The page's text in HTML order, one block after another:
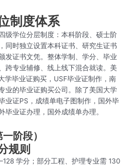
制度体系
级学位分层制度：本科阶段、硕士阶
同时独立设置本科证书、研究生证书
发证书文凭。整体学制、学分、毕业
跨专业辅修、线上线下混合就读。美
学毕业证购买，USF毕业证制作，南
业的毕业证购买公司。除了美国大学
业证PS，成绩单电子图制作，国外毕
毕业证办理，国外成绩单办理。
阶段）
规则
学分；部分工程、护理专业需 130